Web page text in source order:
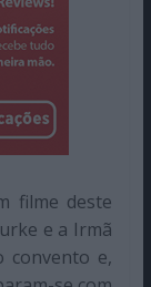
filme deste
e a Irmã
convento e,